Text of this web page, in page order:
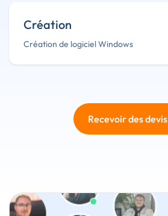
Création
Création de logiciel Windows
Recevoir des devis